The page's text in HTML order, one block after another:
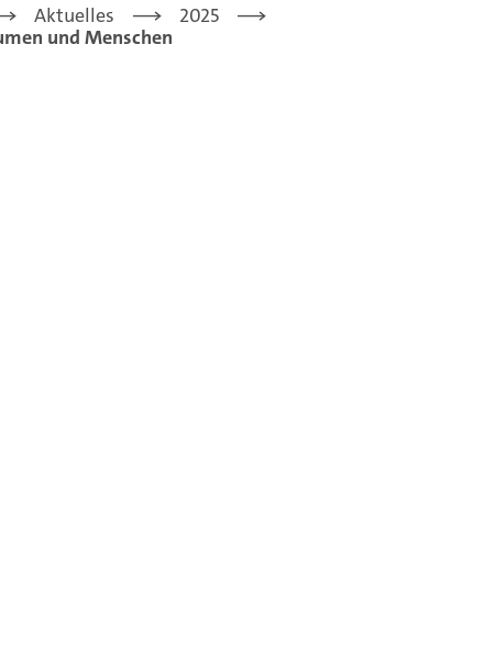
Aktuelles
2025
und Menschen